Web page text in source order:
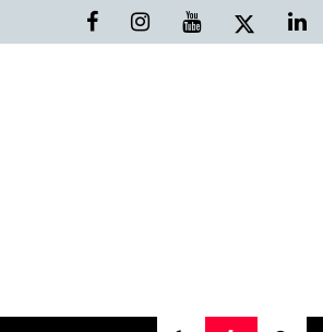
Cetak Buku Yasin Online